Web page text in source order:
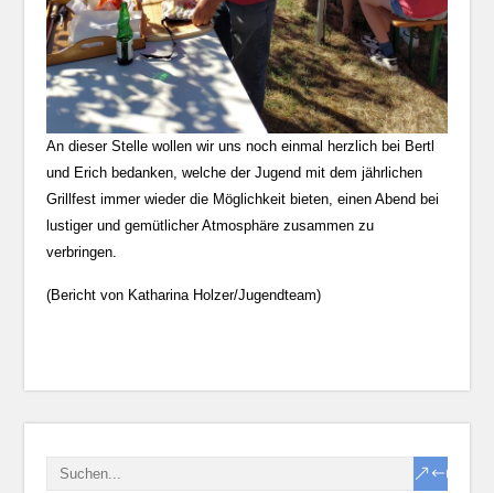
An dieser Stelle wollen wir uns noch einmal herzlich bei Bertl
und Erich bedanken, welche der Jugend mit dem jährlichen
Grillfest immer wieder die Möglichkeit bieten, einen Abend bei
lustiger und gemütlicher Atmosphäre zusammen zu
verbringen.
(Bericht von Katharina Holzer/Jugendteam)